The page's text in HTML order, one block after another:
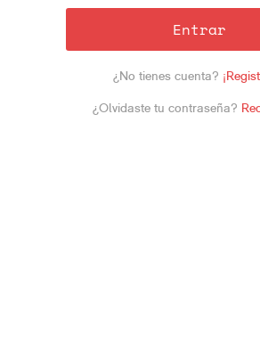
Entrar
¿No tienes cuenta?
¿Olvidaste tu contraseña?